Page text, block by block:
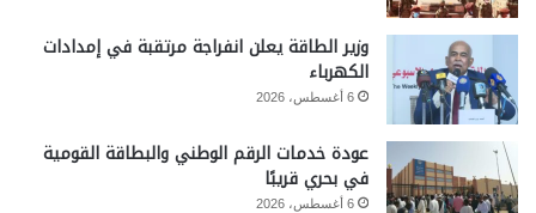
وزير الطاقة يعلن انفراجة مرتقبة في إمدادات
الكهرباء
6 أغسطس، 2026
عودة خدمات الرقم الوطني والبطاقة القومية
في بحري قريبًا
6 أغسطس، 2026